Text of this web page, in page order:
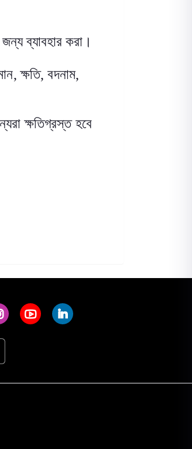
ব্যাবহার করা ।
,ক্ষতি,বদনাম,
ক্ষতিগ্রস্ত হবে